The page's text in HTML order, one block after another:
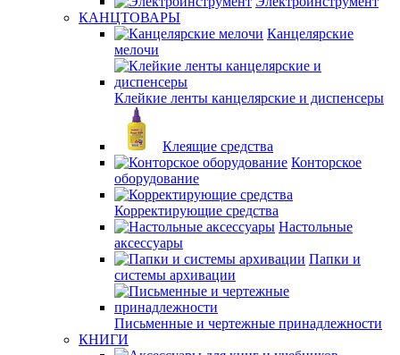
КАНЦТОВАРЫ
Канцелярские
мелочи
Клейкие ленты канцелярские и диспенсеры
Клеящие средства
Конторское
оборудование
Корректирующие средства
Настольные
аксессуары
Папки и
системы архивации
Письменные и чертежные принадлежности
КНИГИ